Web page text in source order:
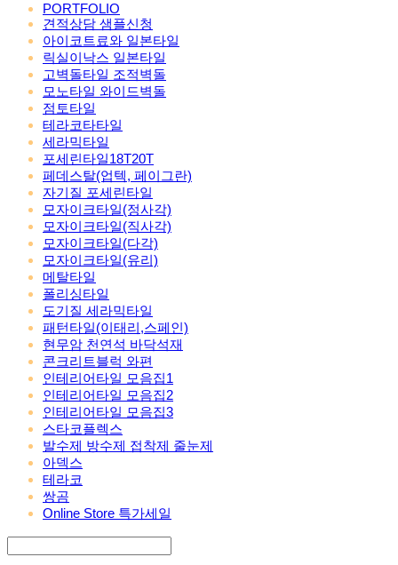
PORTFOLIO
견적상담 샘플신청
아이코트료와 일본타일
릭실이낙스 일본타일
고벽돌타일 조적벽돌
모노타일 와이드벽돌
점토타일
테라코타타일
세라믹타일
포세린타일18T20T
페데스탈(업텍, 페이그란)
자기질 포세린타일
모자이크타일(정사각)
모자이크타일(직사각)
모자이크타일(다각)
모자이크타일(유리)
메탈타일
폴리싱타일
도기질 세라믹타일
패턴타일(이태리,스페인)
현무암 천연석 바닥석재
콘크리트블럭 와편
인테리어타일 모음집1
인테리어타일 모음집2
인테리어타일 모음집3
스타코플렉스
발수제 방수제 접착제 줄눈제
아덱스
테라코
쌍곰
Online Store 특가세일